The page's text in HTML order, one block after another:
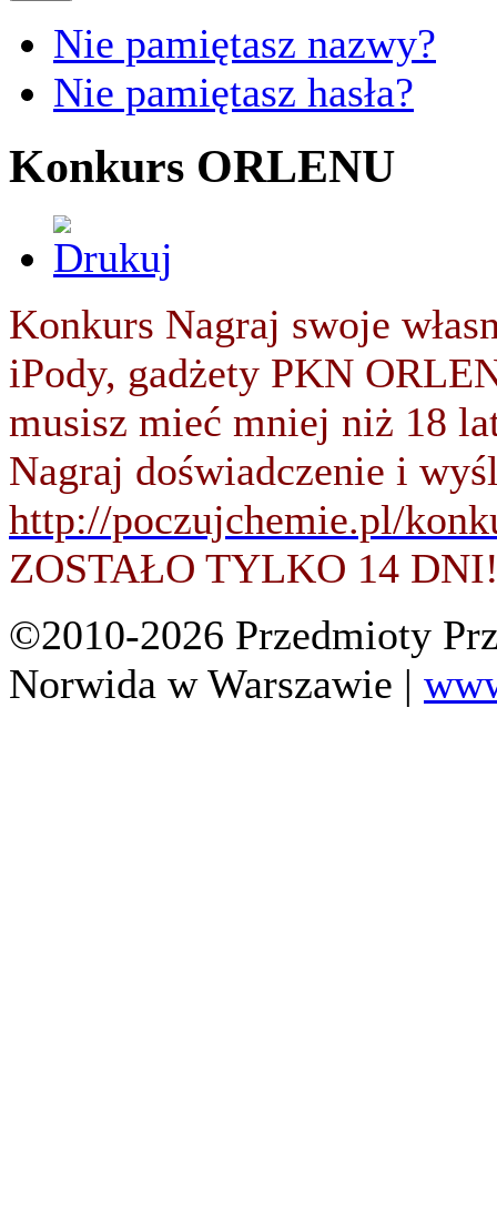
Nie pamiętasz nazwy?
Nie pamiętasz hasła?
Konkurs ORLENU
Konkurs Nagraj swoje
iPody, gadżety PKN
musisz mieć mniej niż 18
Nagraj doświadczenie i
http://poczujchemie.pl/
ZOSTAŁO TYLKO 14
©2010-2026 Przedmioty
Norwida w Warszawie |